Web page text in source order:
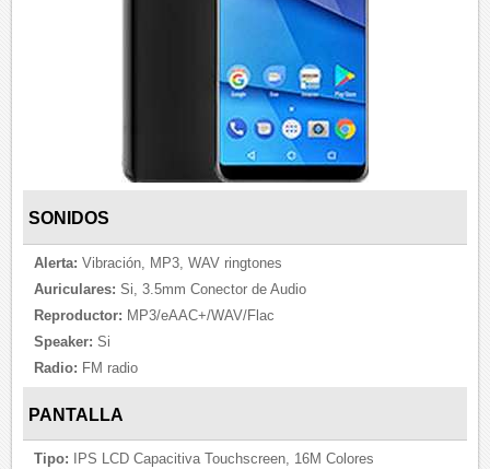
SONIDOS
Alerta: Vibración, MP3, WAV ringtones
Auriculares: Si, 3.5mm Conector de Audio
Reproductor: MP3/eAAC+/WAV/Flac
Speaker: Si
Radio: FM radio
PANTALLA
Tipo: IPS LCD Capacitiva Touchscreen, 16M Colores